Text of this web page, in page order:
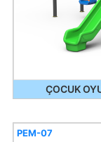
ÇOCUK
PEM-07